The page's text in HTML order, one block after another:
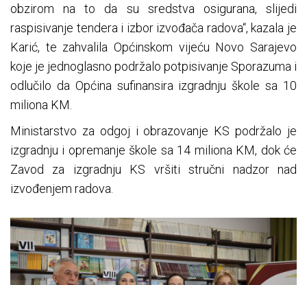
obzirom na to da su sredstva osigurana, slijedi
raspisivanje tendera i izbor izvođača radova“, kazala je
Karić, te zahvalila Općinskom vijeću Novo Sarajevo
koje je jednoglasno podržalo potpisivanje Sporazuma i
odlučilo da Općina sufinansira izgradnju škole sa 10
miliona KM.
Ministarstvo za odgoj i obrazovanje KS podržalo je
izgradnju i opremanje škole sa 14 miliona KM, dok će
Zavod za izgradnju KS vršiti stručni nadzor nad
izvođenjem radova.